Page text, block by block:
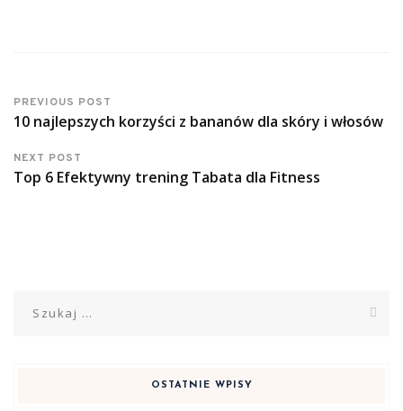
PREVIOUS POST
10 najlepszych korzyści z bananów dla skóry i włosów
NEXT POST
Top 6 Efektywny trening Tabata dla Fitness
OSTATNIE WPISY